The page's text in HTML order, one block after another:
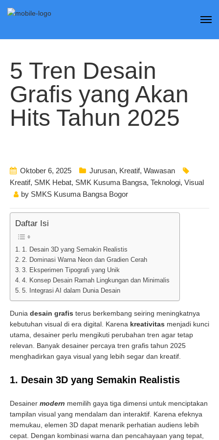
5 Tren Desain
Grafis yang Akan
Hits Tahun 2025
Oktober 6, 2025 Jurusan, Kreatif, Wawasan
Kreatif, SMK Hebat, SMK Kusuma Bangsa, Teknologi, Visual
by SMKS Kusuma Bangsa Bogor
Daftar Isi
1. Desain 3D yang Semakin Realistis
2. Dominasi Warna Neon dan Gradien Cerah
3. Eksperimen Tipografi yang Unik
4. Konsep Desain Ramah Lingkungan dan Minimalis
5. Integrasi AI dalam Dunia Desain
Dunia desain grafis terus berkembang seiring meningkatnya
kebutuhan visual di era digital. Karena kreativitas menjadi kunci
utama, desainer perlu mengikuti perubahan tren agar tetap
relevan. Banyak desainer percaya tren grafis tahun 2025
menghadirkan gaya visual yang lebih segar dan kreatif.
1. Desain 3D yang Semakin Realistis
Desainer modern memilih gaya tiga dimensi untuk menciptakan
tampilan visual yang mendalam dan interaktif. Karena efeknya
memukau, elemen 3D dapat menarik perhatian audiens lebih
cepat. Dengan kombinasi warna dan pencahayaan yang tepat,